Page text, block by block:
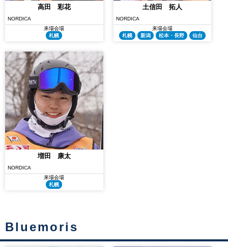
高田 彩花
NORDICA
来場会場
札幌
土信田 拓人
NORDICA
来場会場
札幌
新潟 松本・長野 仙台
増田 康太
NORDICA
来場会場
札幌
Bluemoris